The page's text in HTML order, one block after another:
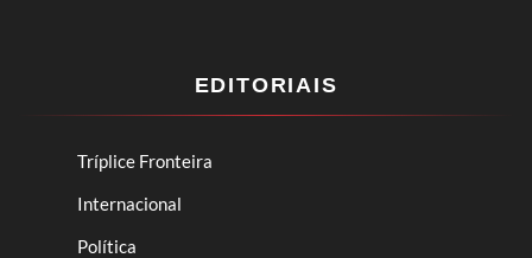
EDITORIAIS
Tríplice Fronteira
Internacional
Política